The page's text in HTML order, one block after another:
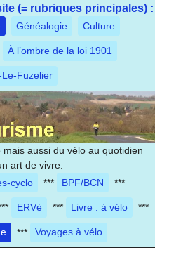
(= rubriques principales) :
Généalogie Culture
À l’ombre de la loi 1901
Le-Fuzelier
aussi du vélo au quotidien
art de vivre.
cyclo *** BPF/BCN ***
ERVé *** Livre : à vélo ***
*** Voyages à vélo